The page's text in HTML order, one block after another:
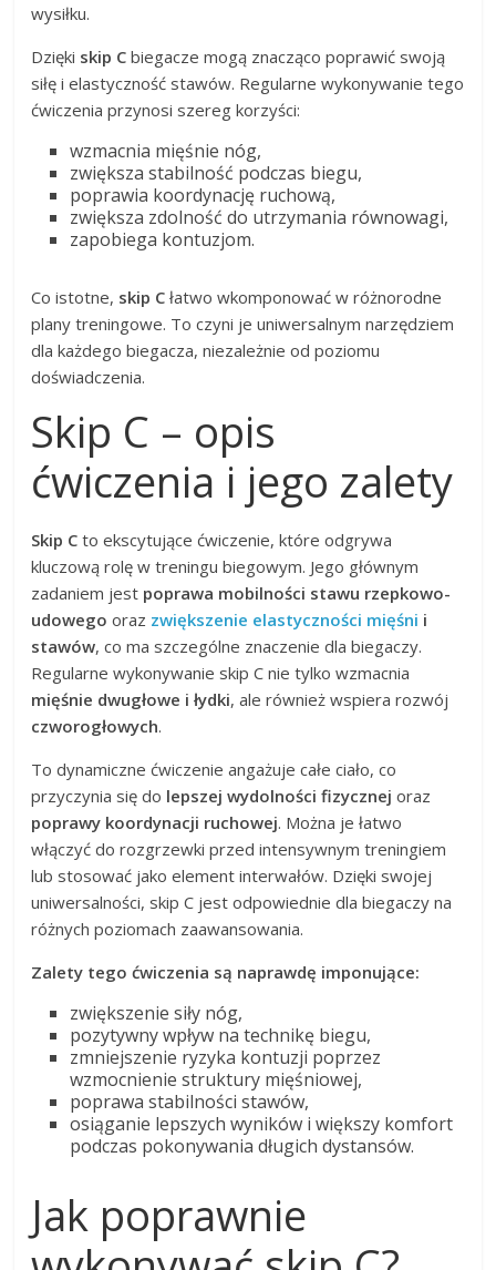
wysiłku.
Dzięki skip C biegacze mogą znacząco poprawić swoją
siłę i elastyczność stawów. Regularne wykonywanie tego
ćwiczenia przynosi szereg korzyści:
wzmacnia mięśnie nóg,
zwiększa stabilność podczas biegu,
poprawia koordynację ruchową,
zwiększa zdolność do utrzymania równowagi,
zapobiega kontuzjom.
Co istotne, skip C łatwo wkomponować w różnorodne
plany treningowe. To czyni je uniwersalnym narzędziem
dla każdego biegacza, niezależnie od poziomu
doświadczenia.
Skip C – opis
ćwiczenia i jego zalety
Skip C to ekscytujące ćwiczenie, które odgrywa
kluczową rolę w treningu biegowym. Jego głównym
zadaniem jest poprawa mobilności stawu rzepkowo-
udowego oraz zwiększenie elastyczności mięśni i
stawów, co ma szczególne znaczenie dla biegaczy.
Regularne wykonywanie skip C nie tylko wzmacnia
mięśnie dwugłowe i łydki, ale również wspiera rozwój
czworogłowych.
To dynamiczne ćwiczenie angażuje całe ciało, co
przyczynia się do lepszej wydolności fizycznej oraz
poprawy koordynacji ruchowej. Można je łatwo
włączyć do rozgrzewki przed intensywnym treningiem
lub stosować jako element interwałów. Dzięki swojej
uniwersalności, skip C jest odpowiednie dla biegaczy na
różnych poziomach zaawansowania.
Zalety tego ćwiczenia są naprawdę imponujące:
zwiększenie siły nóg,
pozytywny wpływ na technikę biegu,
zmniejszenie ryzyka kontuzji poprzez
wzmocnienie struktury mięśniowej,
poprawa stabilności stawów,
osiąganie lepszych wyników i większy komfort
podczas pokonywania długich dystansów.
Jak poprawnie